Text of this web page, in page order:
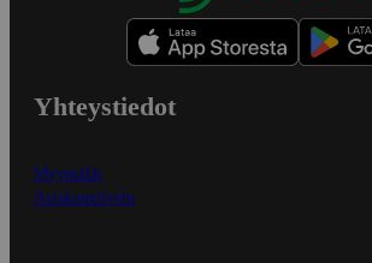
Yhteystiedot
Myymälät
Asiakaspalvelu